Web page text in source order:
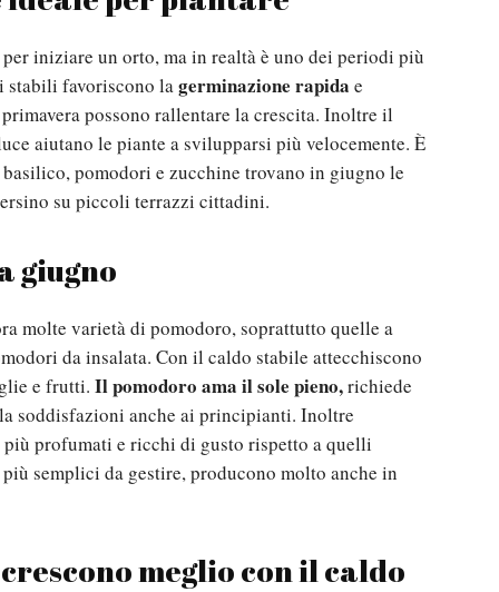
iniziare un orto, ma in realtà è uno dei periodi più
stabili favoriscono lagerminazione rapida e
possono rallentare la crescita. Inoltre il
aiutano le piante a svilupparsi più velocemente. È
pomodori e zucchine trovano in giugno le
su piccoli terrazzi cittadini.
giugno
molte varietà di pomodoro, soprattutto quelle a
da insalata. Con il caldo stabile attecchiscono
e frutti. Il pomodoro ama il sole pieno,richiede
soddisfazioni anche ai principianti. Inoltre
profumati e ricchi di gusto rispetto a quelli
semplici da gestire, producono molto anche in
meglio con il caldo